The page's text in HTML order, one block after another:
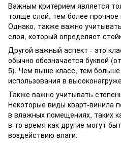
Важным критерием является
толще слой, тем более
Однако, также важно
слоя, который определяет
Другой важный аспект - это
обычно обозначается буквой
5). Чем выше класс, тем
использования в
Также важно учитывать
Некоторые виды кварт-винила
в влажных помещениях, таких
в то время как другие могут
воздействию влаги.